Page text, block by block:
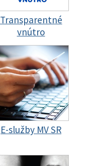
Transparentné
vnútro
E-služby MV SR